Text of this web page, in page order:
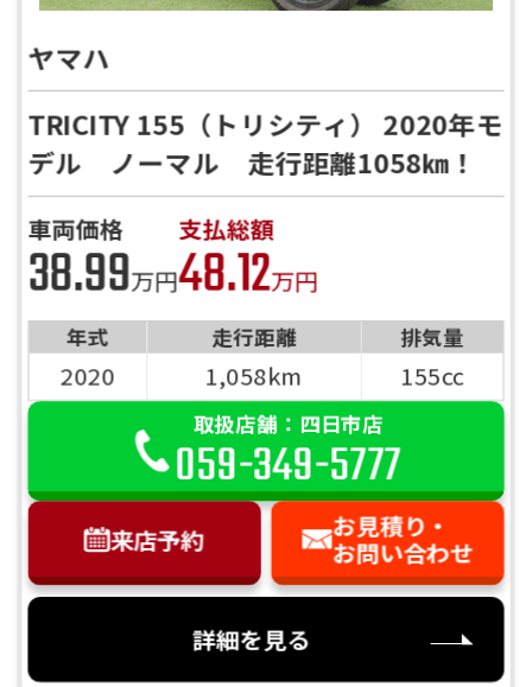
成することも可能です！
是非、「お問い合わせ・来店予約」ボタ
ンよりお気軽にご依頼ください。
ヤマハ
TRICITY 155（トリシティ） 2020年モ
デル ノーマル 走行距離1058㎞！
車両価格
38.99万円
支払総額
48.12万円
年式 走行距離 排気量
2020 1,058km 155cc
取扱店舗：四日市店
059-349-5777
来店予約
お見積り・
お問い合わせ
詳細を見る
前へ次へ